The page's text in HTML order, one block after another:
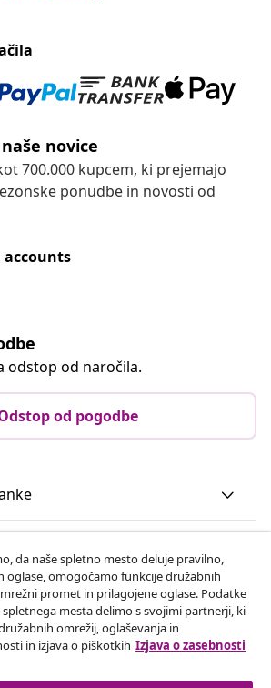
novice
700.000 kupcem, ki prejemajo
ponudbe in novosti od
accounts
odstop od naročila.
od pogodbe
da naše spletno mesto deluje pravilno,
oglase, omogočamo funkcije družabnih
promet in prilagojene oglase. Podatke
mesta delimo s svojimi partnerji, ki
omrežij, oglaševanja in
in izjava o piškotkih Izjava o zasebnosti